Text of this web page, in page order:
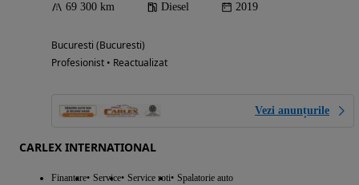
69 300 km Diesel 2019
Bucuresti (Bucuresti)
Profesionist • Reactualizat
Vezi anunțurile
CARLEX INTERNATIONAL
Finantare Service Service roti Spalatorie auto